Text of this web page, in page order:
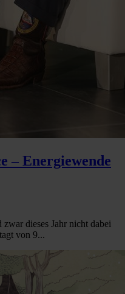
– Energiewende
dieses Jahr nicht dabei
von 9...